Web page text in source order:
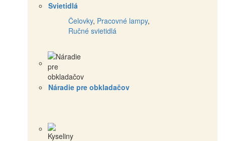
Svietidlá
Čelovky, Pracovné lampy,
Ručné svietidlá
Náradie pre obkladačov